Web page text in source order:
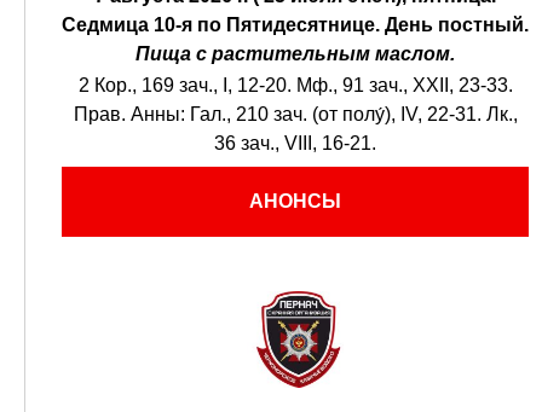
Седмица 10-я по Пятидесятнице. День постный.
Пища с растительным маслом.
2 Кор., 169 зач., I, 12-20. Мф., 91 зач., XXII, 23-33.
Прав. Анны: Гал., 210 зач. (от полу́), IV, 22-31. Лк.,
36 зач., VIII, 16-21.
АНОНСЫ